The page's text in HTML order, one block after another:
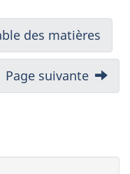
des matières
Page suivante